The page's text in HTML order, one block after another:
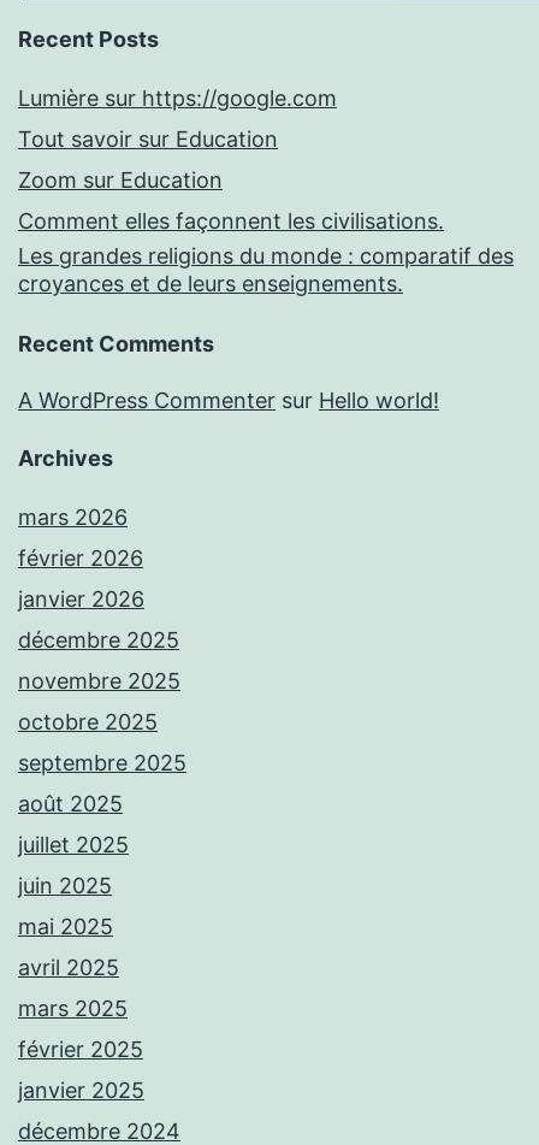
Recent Posts
Lumière sur https://google.com
Tout savoir sur Education
Zoom sur Education
Comment elles façonnent les civilisations.
Les grandes religions du monde : comparatif des
croyances et de leurs enseignements.
Recent Comments
A WordPress Commenter sur Hello world!
Archives
mars 2026
février 2026
janvier 2026
décembre 2025
novembre 2025
octobre 2025
septembre 2025
août 2025
juillet 2025
juin 2025
mai 2025
avril 2025
mars 2025
février 2025
janvier 2025
décembre 2024